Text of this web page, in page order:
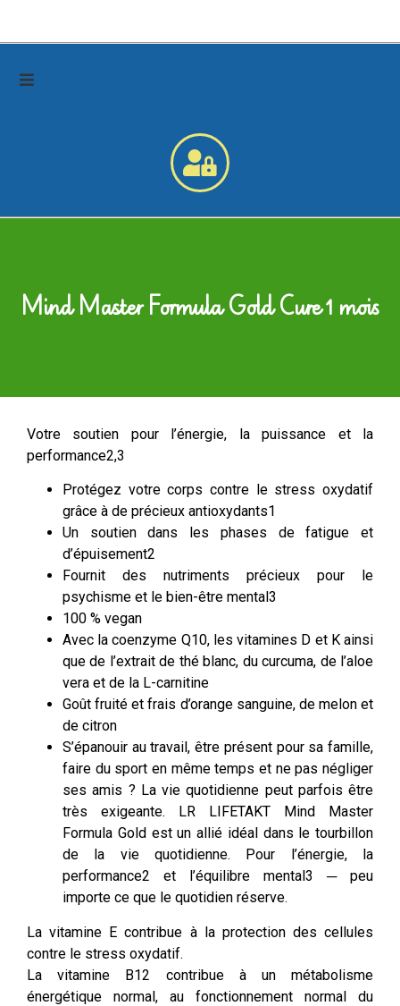
Mind Master Formula Gold Cure 1 mois
Votre soutien pour l’énergie, la puissance et la
performance2,3
Protégez votre corps contre le stress oxydatif
grâce à de précieux antioxydants1
Un soutien dans les phases de fatigue et
d’épuisement2
Fournit des nutriments précieux pour le
psychisme et le bien-être mental3
100 % vegan
Avec la coenzyme Q10, les vitamines D et K ainsi
que de l’extrait de thé blanc, du curcuma, de l’aloe
vera et de la L-carnitine
Goût fruité et frais d’orange sanguine, de melon et
de citron
S’épanouir au travail, être présent pour sa famille,
faire du sport en même temps et ne pas négliger
ses amis ? La vie quotidienne peut parfois être
très exigeante. LR LIFETAKT Mind Master
Formula Gold est un allié idéal dans le tourbillon
de la vie quotidienne. Pour l’énergie, la
performance2 et l’équilibre mental3 ─ peu
importe ce que le quotidien réserve.
La vitamine E contribue à la protection des cellules
contre le stress oxydatif.
La vitamine B12 contribue à un métabolisme
énergétique normal, au fonctionnement normal du